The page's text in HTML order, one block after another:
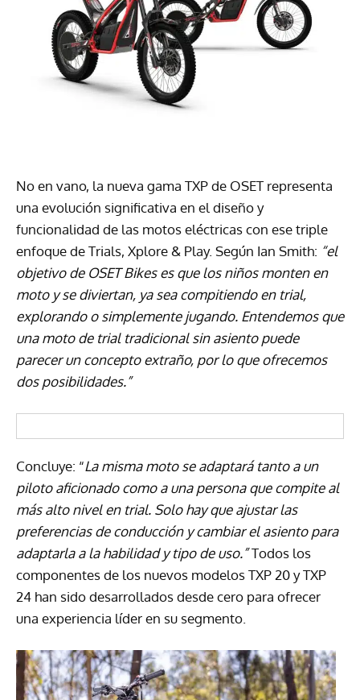
No en vano, la nueva gama TXP de OSET representa
una evolución significativa en el diseño y
funcionalidad de las motos eléctricas con ese triple
enfoque de Trials, Xplore & Play. Según Ian Smith: “el
objetivo de OSET Bikes es que los niños monten en
moto y se diviertan, ya sea compitiendo en trial,
explorando o simplemente jugando. Entendemos que
una moto de trial tradicional sin asiento puede
parecer un concepto extraño, por lo que ofrecemos
dos posibilidades.”
Concluye: “La misma moto se adaptará tanto a un
piloto aficionado como a una persona que compite al
más alto nivel en trial. Solo hay que ajustar las
preferencias de conducción y cambiar el asiento para
adaptarla a la habilidad y tipo de uso.”Todos los
componentes de los nuevos modelos TXP 20 y TXP
24 han sido desarrollados desde cero para ofrecer
una experiencia líder en su segmento.